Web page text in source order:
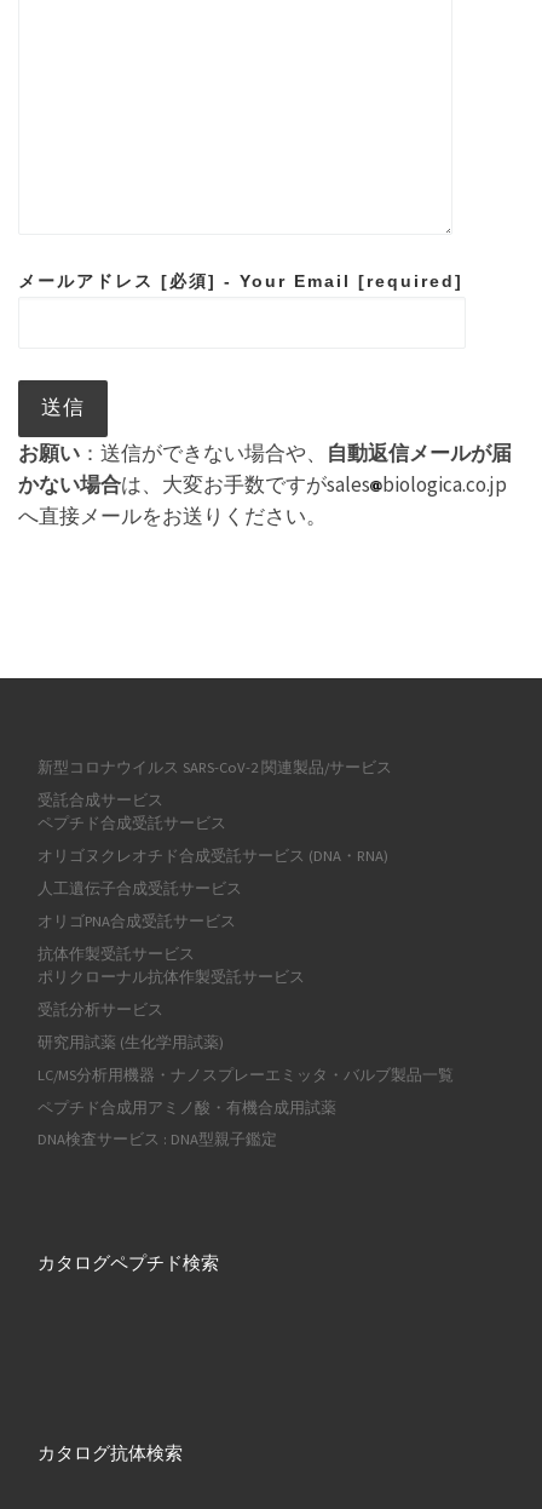
メールアドレス [必須] - Your Email [required]
お願い ：送信ができない場合や、 自動返信メールが届
かない場合は、大変お手数ですがsales biologica.co.jp
へ直接メールをお送りください。
新型コロナウイルス SARS-CoV-2 関連製品/サービス
受託合成サービス
ペプチド合成受託サービス
オリゴヌクレオチド合成受託サービス (DNA・RNA)
人工遺伝子合成受託サービス
オリゴPNA合成受託サービス
抗体作製受託サービス
ポリクローナル抗体作製受託サービス
受託分析サービス
研究用試薬 (生化学用試薬)
LC/MS分析用機器・ナノスプレーエミッタ・バルブ製品一覧
ペプチド合成用アミノ酸・有機合成用試薬
DNA検査サービス : DNA型親子鑑定
カタログペプチド検索
カタログ抗体検索